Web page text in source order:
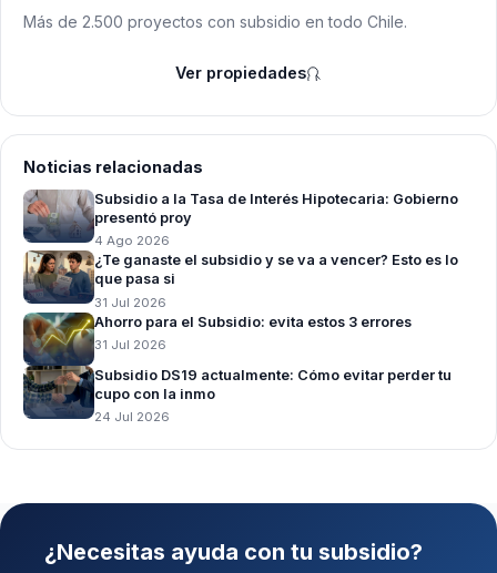
Más de 2.500 proyectos con subsidio en todo Chile.
Ver propiedades
Noticias relacionadas
Subsidio a la Tasa de Interés Hipotecaria: Gobierno
presentó proy
4 Ago 2026
¿Te ganaste el subsidio y se va a vencer? Esto es lo
que pasa si
31 Jul 2026
Ahorro para el Subsidio: evita estos 3 errores
31 Jul 2026
Subsidio DS19 actualmente: Cómo evitar perder tu
cupo con la inmo
24 Jul 2026
¿Necesitas ayuda con tu subsidio?